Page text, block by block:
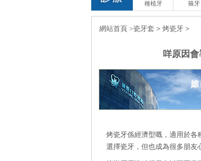
種植牙 箍牙
網站首頁 >瓷牙套 > 烤瓷牙 >
咩原因
烤瓷牙係經濟型嘅，適用於各
選擇瓷牙，但也成為很多朋友